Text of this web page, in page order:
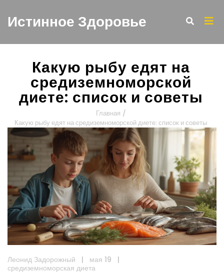
Истинное Здоровье
Какую рыбу едят на
средиземноморской
диете: список и советы
Главная /
Какую рыбу едят на средиземноморской диете: список и советы
Леонид Задорожный | мая 19
|
средиземноморская диета